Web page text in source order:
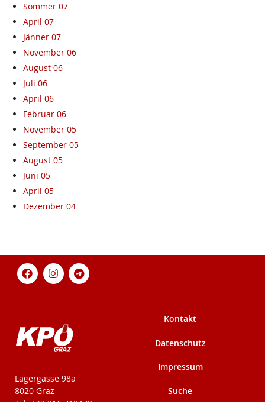
Sommer 07
April 07
Jänner 07
November 06
August 06
Juli 06
April 06
Februar 06
November 05
September 05
August 05
Juni 05
April 05
Dezember 04
KPÖ-Steiermark
Lagergasse 98a
8020 Graz
Tel: +43 316 712479
Kontakt
Datenschutz
Impressum
Suche